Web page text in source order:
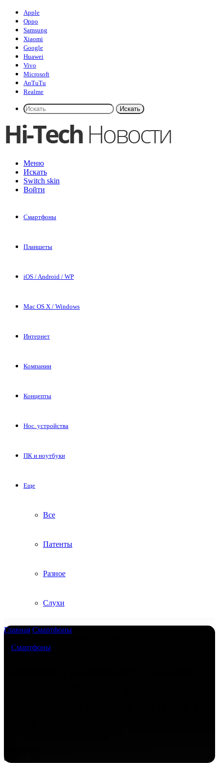
Apple
Oppo
Samsung
Xiaomi
Google
Huawei
Vivo
Microsoft
AnTuTu
Realme
Искать
Меню
Искать
Switch skin
Войти
Смартфоны
Планшеты
iOS / Android / WP
Mac OS X / Windows
Интернет
Компании
Концепты
Нос. устройства
ПК и ноутбуки
Еще
Все
Патенты
Разное
Слухи
Главная Смартфоны
Смартфоны
0